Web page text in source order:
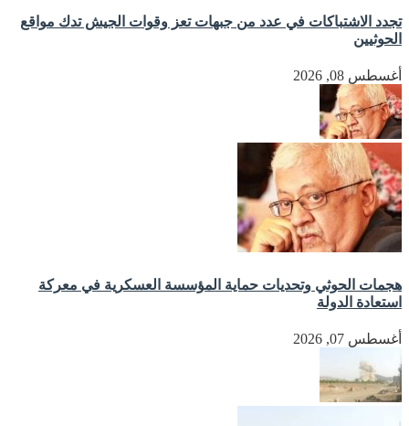
تجدد الاشتباكات في عدد من جبهات تعز وقوات الجيش تدك مواقع
الحوثيين
أغسطس 08, 2026
هجمات الحوثي وتحديات حماية المؤسسة العسكرية في معركة
استعادة الدولة
أغسطس 07, 2026